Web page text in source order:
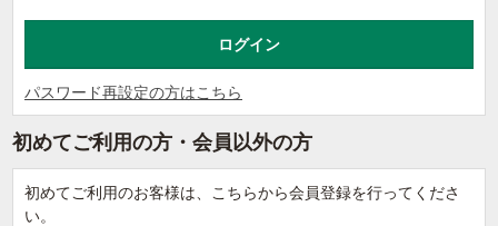
パスワード再設定の方はこちら
初めてご利用の方・会員以外の方
初めてご利用のお客様は、こちらから会員登録を行ってくださ
い。